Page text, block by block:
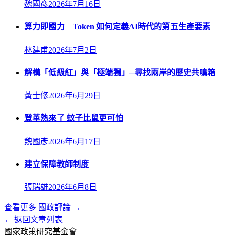
魏國彥2026年7月16日
算力即國力 Token 如何定義AI時代的第五生產要素
林建甫2026年7月2日
解構「低級紅」與「極端獨」─尋找兩岸的歷史共鳴箱
黃士修2026年6月29日
登革熱來了 蚊子比鼠更可怕
魏國彥2026年6月17日
建立保障教師制度
張瑞雄2026年6月8日
查看更多 國政評論 →
← 返回文章列表
國家政策研究基金會